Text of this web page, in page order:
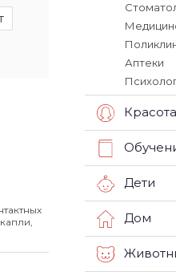
Аптеки
Красота
Дети
Дом